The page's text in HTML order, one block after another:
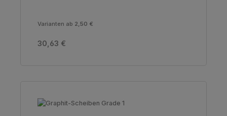
Varianten ab 2,50 €
Regulärer Preis:
30,63 €